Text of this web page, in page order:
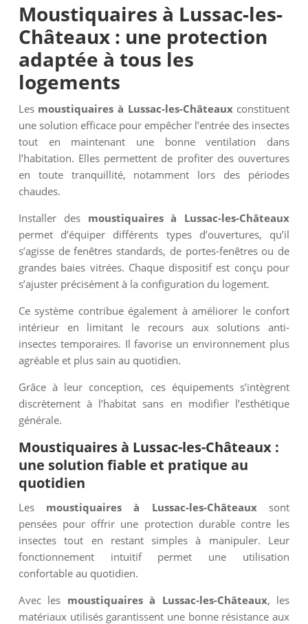
Moustiquaires à Lussac-les-
Châteaux : une protection
adaptée à tous les
logements
Les moustiquaires à Lussac-les-Châteauxconstituent
une solution efficace pour empêcher l’entrée des insectes
tout en maintenant une bonne ventilation dans
l’habitation. Elles permettent de profiter des ouvertures
en toute tranquillité, notamment lors des périodes
chaudes.
Installer des moustiquaires à Lussac-les-Châteaux
permet d’équiper différents types d’ouvertures, qu’il
s’agisse de fenêtres standards, de portes-fenêtres ou de
grandes baies vitrées. Chaque dispositif est conçu pour
s’ajuster précisément à la configuration du logement.
Ce système contribue également à améliorer le confort
intérieur en limitant le recours aux solutions anti-
insectes temporaires. Il favorise un environnement plus
agréable et plus sain au quotidien.
Grâce à leur conception, ces équipements s’intègrent
discrètement à l’habitat sans en modifier l’esthétique
générale.
Moustiquaires à Lussac-les-Châteaux :
une solution fiable et pratique au
quotidien
Les moustiquaires à Lussac-les-Châteauxsont
pensées pour offrir une protection durable contre les
insectes tout en restant simples à manipuler. Leur
fonctionnement intuitif permet une utilisation
confortable au quotidien.
Avec les moustiquaires à Lussac-les-Châteaux, les
matériaux utilisés garantissent une bonne résistance aux